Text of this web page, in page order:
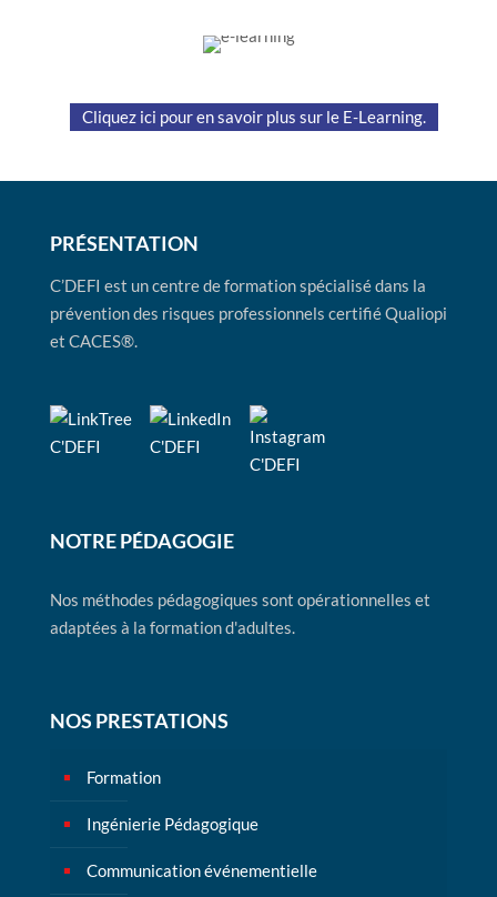
Cliquez ici pour en savoir plus sur le E-Learning.
PRÉSENTATION
C’DEFI est un centre de formation spécialisé dans la
prévention des risques professionnels certifié Qualiopi
et CACES®.
NOTRE PÉDAGOGIE
Nos méthodes pédagogiques sont opérationnelles et
adaptées à la formation d'adultes.
NOS PRESTATIONS
Formation
Ingénierie Pédagogique
Communication événementielle